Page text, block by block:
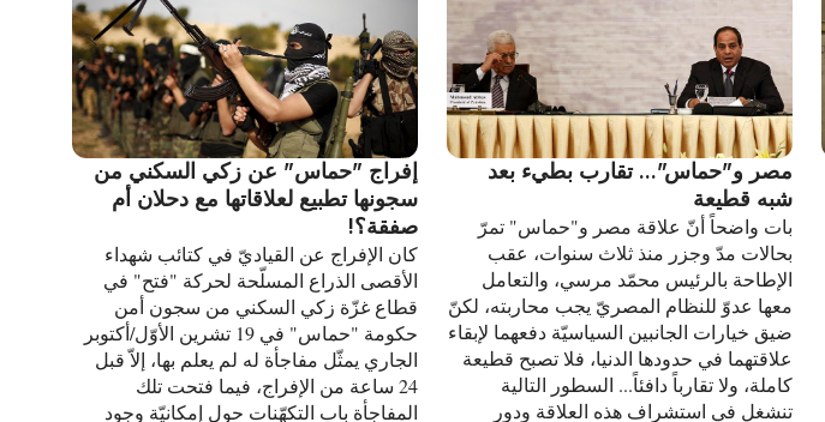
مصر و"حماس"... تقارب بطيء بعد
شبه قطيعة
بات واضحاً أنّ علاقة مصر و"حماس" تمرّ
بحالات مدّ وجزر منذ ثلاث سنوات، عقب
الإطاحة بالرئيس محمّد مرسي، والتعامل
معها عدوّ للنظام المصريّ يجب محاربته، لكنّ
ضيق خيارات الجانبين السياسيّة دفعهما لإبقاء
علاقتهما في حدودها الدنيا، فلا تصبح قطيعة
كاملة، ولا تقارباً دافئاً... السطور التالية
تنشغل في استشراف هذه العلاقة ودور
إفراج "حماس" عن زكي السكني من
سجونها تطبيع لعلاقاتها مع دحلان أم
صفقة؟!
كان الإفراج عن القياديّ في كتائب شهداء
الأقصى الذراع المسلّحة لحركة "فتح" في
قطاع غزّة زكي السكني من سجون أمن
حكومة "حماس" في 19 تشرين الأوّل/أكتوبر
الجاري يمثّل مفاجأة له لم يعلم بها، إلاّ قبل
24 ساعة من الإفراج، فيما فتحت تلك
المفاجأة باب التكهّنات حول إمكانيّة وجود